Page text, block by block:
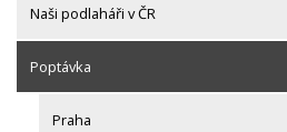
Naši podlaháři v ČR
Poptávka
Praha